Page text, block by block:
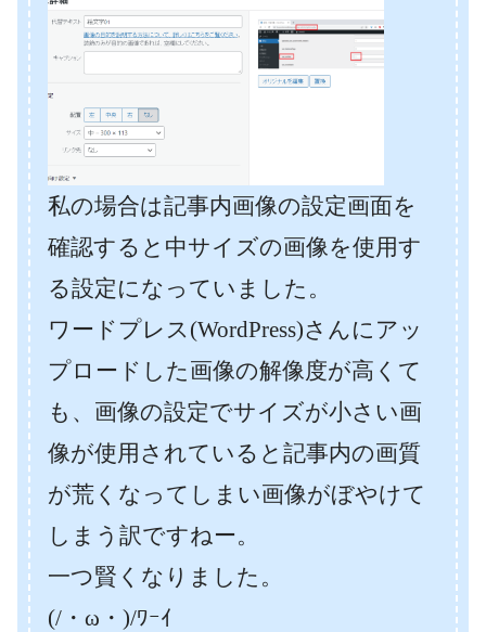
私の場合は記事内画像の設定画面を
確認すると中サイズの画像を使用す
る設定になっていました。
ワードプレス(WordPress)さんにアッ
プロードした画像の解像度が高くて
も、画像の設定でサイズが小さい画
像が使用されていると記事内の画質
が荒くなってしまい画像がぼやけて
しまう訳ですねー。
一つ賢くなりました。
(/・ω・)/ﾜｰｲ